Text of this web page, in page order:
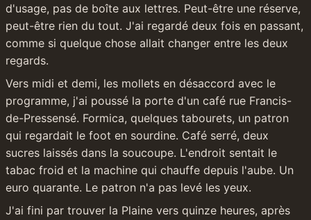
d'usage, pas de boîte aux lettres. Peut-être une réserve,
peut-être rien du tout. J'ai regardé deux fois en passant,
comme si quelque chose allait changer entre les deux
regards.
Vers midi et demi, les mollets en désaccord avec le
programme, j'ai poussé la porte d'un café rue Francis-
de-Pressensé. Formica, quelques tabourets, un patron
qui regardait le foot en sourdine. Café serré, deux
sucres laissés dans la soucoupe. L'endroit sentait le
tabac froid et la machine qui chauffe depuis l'aube. Un
euro quarante. Le patron n'a pas levé les yeux.
J'ai fini par trouver la Plaine vers quinze heures, après